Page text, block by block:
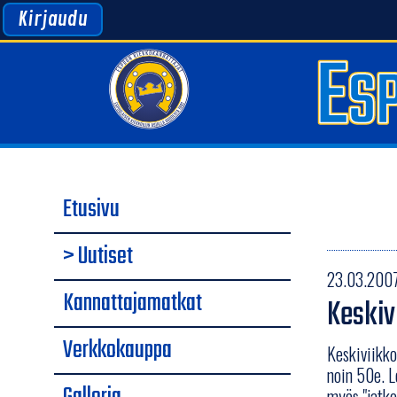
Kirjaudu
Etusivu
> Uutiset
Kannattajamatkat
Verkkokauppa
noin 50e.